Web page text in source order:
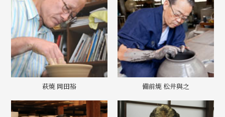
萩焼 岡田裕 備前焼 松井與之